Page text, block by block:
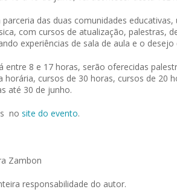
das duas comunidades
com cursos de atualização, palestras,
experiências de sala de aula e o
entre 8 e 17 horas, serão oferecidas
horária, cursos de 30 horas, cursos de 20
até 30 de junho.
no site do evento.
Zambon
responsabilidade do autor.